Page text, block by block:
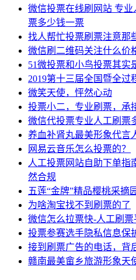
微信投票在线刷网站 专
票多少钱一票
找人帮忙投票刷票注意那
微信刷二维码关注什么价
51微投票和小鸟投票其实
2019第十三届全国暨全
微笑天使，怦然心动
投票小二，专业刷票，承
微信代投票专业人工刷票
养血补肾丸最美形象代言
网易云音乐怎么投票的？
人工投票网站自助下单指
然合规
五莲“金牌”精品樱桃采摘
为啥淘宝找不到刷票的了
微信怎么拉票快-人工刷
投票参赛选手隐私信息保
接到刷票广告的电话，背
赣南最美畲乡旅游形象天